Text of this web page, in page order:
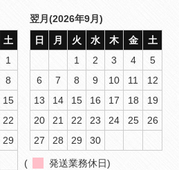
土
1
8
15
22
29
翌月(2026年9月)
日
月 火 水 木 金
土
1
2 3 4
5
6
7 8 9 10 11
12
13
14 15 16 17 18
19
20
21 22 23 24 25
26
27
28 29 30
( 発送業務休日)